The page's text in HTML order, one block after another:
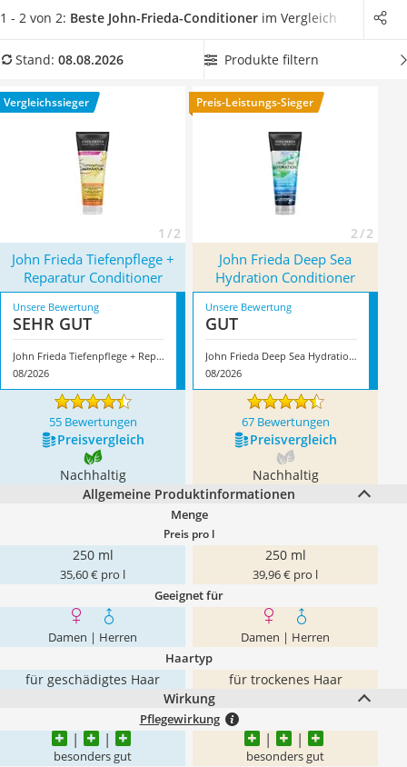
Philips-Sonicare-Zahnbürste
Mineralfutter Pferd
Massagegerät
Service
John-Frieda-Conditioner aus unserer Vergleichstabelle,
den
können. Die Alternative sind sogenannteLeave-in-
ausspülen zu müssen. Überzeugt hat uns hier im August
2026 besonders das Modell
John Frieda Tiefenpflege +
Reparatur Conditioner
mit seinen Eigenschaften.
1 - 2 von 2: Beste John-Frieda-Conditioner im Vergleich
Stand: 08.08.2026 Produkte filtern
Vergleichssieger
1 / 2
Preis-Leistungs-Sieger
2 / 2
John Frieda Tiefenpflege +
Reparatur Conditioner
John Frieda Deep Sea
Hydration Conditioner
Unsere Bewertung
SEHR GUT
John Frieda Tiefenpflege + Reparatur Conditioner
08/2026
Unsere Bewertung
GUT
John Frieda Deep Sea Hydration Conditioner
08/2026
55 Bewertungen 67 Bewertungen
Preis­vergleich Preis­vergleich
Nachhaltig
Nachhaltig
Allgemeine Produktinformationen
Menge
Preis pro l
250 ml
35,60 € pro l
250 ml
39,96 € pro l
Geeignet für
Damen | Herren Damen | Herren
Haartyp
für geschädigtes Haar
für trockenes Haar
Wirkung
Pflegewirkung
besonders gut besonders gut